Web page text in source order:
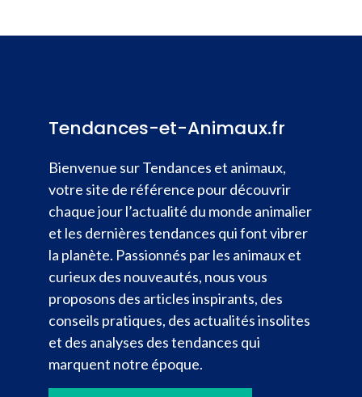
Tendances-et-Animaux.fr
Bienvenue sur Tendances et animaux,
votre site de référence pour découvrir
chaque jour l’actualité du monde animalier
et les dernières tendances qui font vibrer
la planète. Passionnés par les animaux et
curieux des nouveautés, nous vous
proposons des articles inspirants, des
conseils pratiques, des actualités insolites
et des analyses des tendances qui
marquent notre époque.